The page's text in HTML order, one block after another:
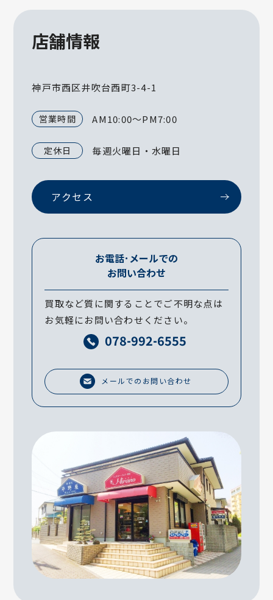
店舗情報
神戸市西区井吹台西町3-4-1
営業時間 AM10:00～PM7:00
定休日 毎週火曜日・水曜日
アクセス
お電話･メールでの
お問い合わせ
買取など質に関することでご不明な点は
お気軽にお問い合わせください。
078-992-6555
メールでのお問い合わせ